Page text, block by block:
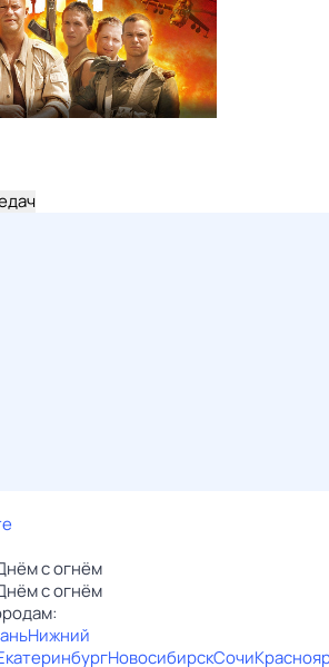
с огнём
с огнём
Нижний
НовосибирскСочи